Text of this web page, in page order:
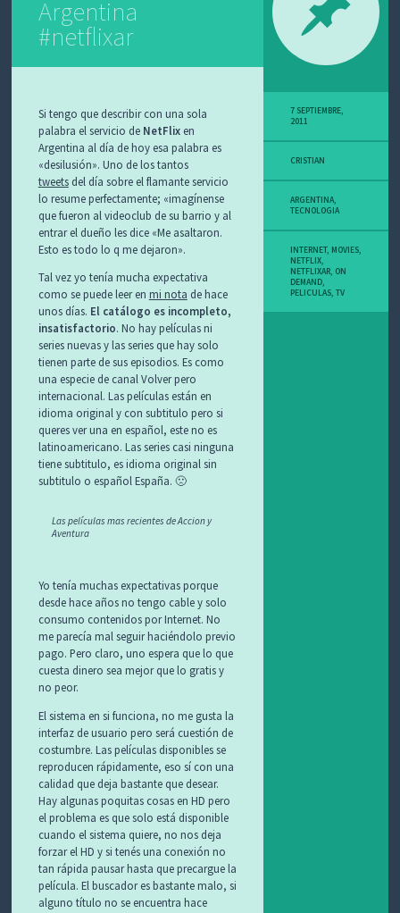
Argentina
#netflixar
Si tengo que describir con una sola
palabra el servicio de NetFlixen
Argentina al día de hoy esa palabra es
«desilusión». Uno de los tantos
tweetsdel día sobre el flamante servicio
lo resume perfectamente; «imagínense
que fueron al videoclub de su barrio y al
entrar el dueño les dice «Me asaltaron.
Esto es todo lo q me dejaron».
Tal vez yo tenía mucha expectativa
como se puede leer en mi nota de hace
unos días. El catálogo es incompleto,
insatisfactorio. No hay películas ni
series nuevas y las series que hay solo
tienen parte de sus episodios. Es como
una especie de canal Volver pero
internacional. Las películas están en
idioma original y con subtitulo pero si
queres ver una en español, este no es
latinoamericano. Las series casi ninguna
tiene subtitulo, es idioma original sin
subtitulo o español España. 🙁
Las películas mas recientes de Accion y
Aventura
Yo tenía muchas expectativas porque
desde hace años no tengo cable y solo
consumo contenidos por Internet. No
me parecía mal seguir haciéndolo previo
pago. Pero claro, uno espera que lo que
cuesta dinero sea mejor que lo gratis y
no peor.
El sistema en si funciona, no me gusta la
interfaz de usuario pero será cuestión de
costumbre. Las películas disponibles se
reproducen rápidamente, eso sí con una
calidad que deja bastante que desear.
Hay algunas poquitas cosas en HD pero
el problema es que solo está disponible
cuando el sistema quiere, no nos deja
forzar el HD y si tenés una conexión no
tan rápida pausar hasta que precargue la
película. El buscador es bastante malo, si
alguno título no se encuentra hace
7 SEPTIEMBRE,
2011
CRISTIAN
ARGENTINA,
TECNOLOGIA
INTERNET, MOVIES,
NETFLIX,
NETFLIXAR, ON
DEMAND,
PELICULAS,TV